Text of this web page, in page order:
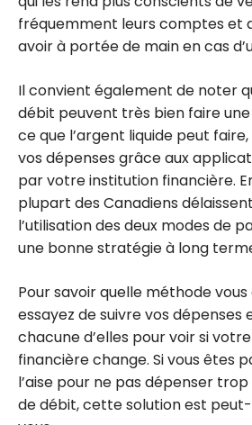
fréquemment leurs comptes et
avoir à portée de main en cas
Il convient également de noter
débit peuvent très bien faire
ce que l’argent liquide peut
vos dépenses grâce aux
par votre institution financière.
plupart des Canadiens
l’utilisation des deux modes de
une bonne stratégie à long
Pour savoir quelle méthode
essayez de suivre vos dépenses
chacune d’elles pour voir si
financière change. Si vous êtes
l’aise pour ne pas dépenser
de débit, cette solution est